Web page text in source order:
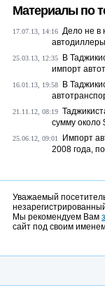
Материалы по
17.07.13, 14:16 Дело не в
25.03.13, 12:35
В
импорт
16.01.13, 19:58
В
21.11.12, 08:19
сумму около
25.06.12, 09:01
Импорт
2008 года,
Уважаемый
Мы рекомендуем Вам
сайт под своим